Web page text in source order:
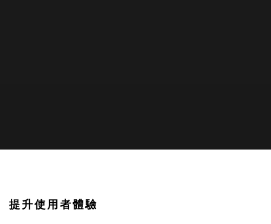
服務及體驗設計2025
提升使用者體驗